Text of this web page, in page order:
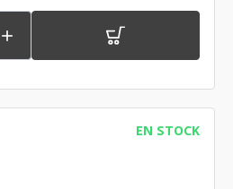

EN STOCK